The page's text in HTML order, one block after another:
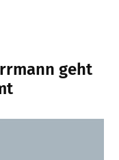
geht